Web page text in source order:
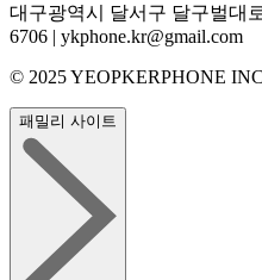
대구광역시 달서구 달구벌대
6706 | ykphone.kr@gmail.com
© 2025 YEOPKERPHONE
패밀리 사이트